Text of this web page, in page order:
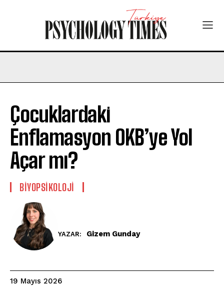
Çocuklardaki
Enflamasyon OKB’ye Yol
Açar mı?
BIYOPSIKOLOJI
YAZAR: Gizem Gunday
19 Mayıs 2026